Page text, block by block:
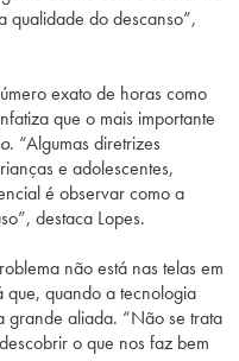
qualidade do descanso”,
exato de horas como
que o mais importante
. “Algumas diretrizes
e adolescentes,
é observar como a
destaca Lopes.
não está nas telas em
que, quando a tecnologia
grande aliada. “Não se trata
o que nos faz bem